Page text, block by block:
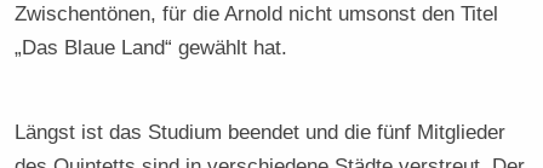
Zwischentönen, für die Arnold nicht umsonst den Titel
„Das Blaue Land“ gewählt hat.
Längst ist das Studium beendet und die fünf Mitglieder